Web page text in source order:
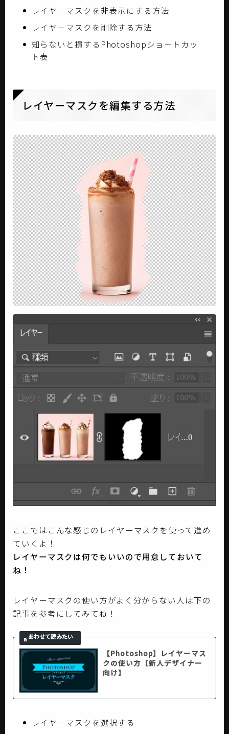
レイヤーマスクを非表示にする方法
レイヤーマスクを削除する方法
知らないと損するPhotoshopショートカッ
ト表
レイヤーマスクを編集する方法
ここではこんな感じのレイヤーマスクを使って進め
ていくよ！
レイヤーマスクは何でもいいので用意しておいて
ね！
レイヤーマスクの使い方がよく分からない人は下の
記事を参考にしてみてね！
【Photoshop】レイヤーマス
クの使い方【新人デザイナー
向け】
レイヤーマスクを選択する